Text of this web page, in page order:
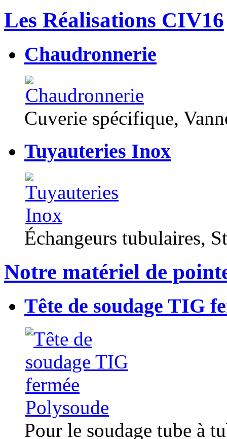
Les Réalisations CIV16
Chaudronnerie
Cuverie spécifique,
Tuyauteries Inox
Échangeurs tubulaires,
Notre matériel de
Tête de soudage TIG
Pour le soudage tube à